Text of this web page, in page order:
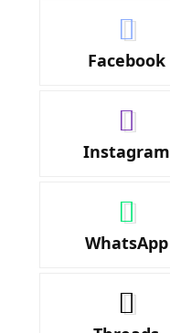
Facebook
Instagram
WhatsApp